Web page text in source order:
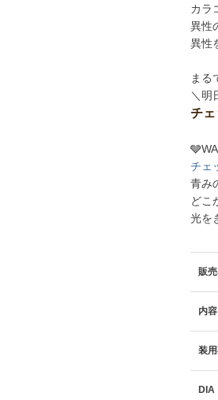
カラ
異性
異性
まる
＼明
チェ
チェ
⻘み
どこ
光を
販
内容
装
DIA